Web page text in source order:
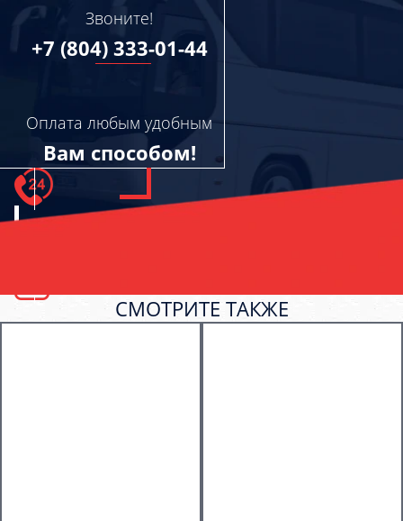
Звоните!
+7 (804) 333-01-44
Оплата любым удобным
Вам способом!
СМОТРИТЕ ТАКЖЕ